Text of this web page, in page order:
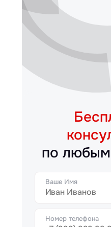
по
Ваше Имя
Номер телефона